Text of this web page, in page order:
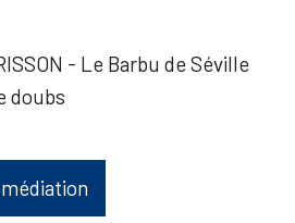
- Le Barbu de Séville
doubs